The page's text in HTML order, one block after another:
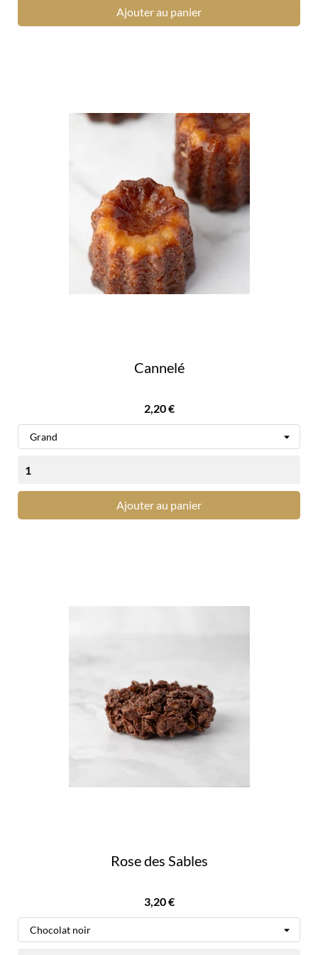
Ajouter au panier
Cannelé
Prix
2,20 €
Ajouter au panier
Rose des Sables
Prix
3,20 €